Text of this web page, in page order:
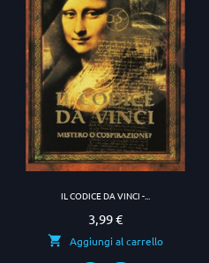
IL CODICE DA VINCI -...
Prezzo
3,99 €
Aggiungi al carrello